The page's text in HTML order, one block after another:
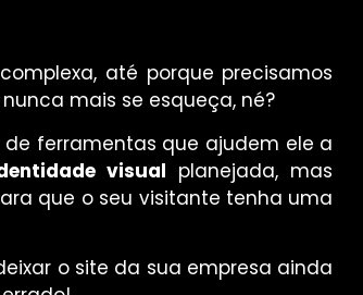
até porque precisamos
mais se esqueça, né?
de ferramentas que ajudem ele a
visual planejada, mas
que o seu visitante tenha uma
o site da sua empresa ainda